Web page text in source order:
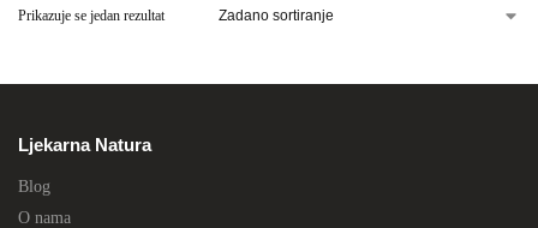
Prikazuje se jedan rezultat
Ljekarna Natura
Blog
O nama